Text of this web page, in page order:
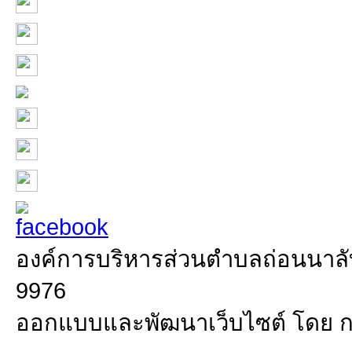
องค์การบริหารส่วนตำบลถ่อนนา
9976
ออกแบบและพัฒนาเว็บไซต์ โดย